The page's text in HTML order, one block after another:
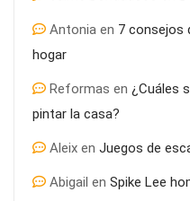
Antonia en 7 consejos
hogar
Reformas en ¿Cuáles
pintar la casa?
Aleix en Juegos de
Abigail en Spike Lee